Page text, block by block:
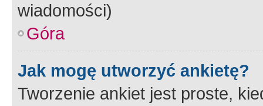
wiadomości)
Góra
Jak mogę utworzyć ankietę?
Tworzenie ankiet jest proste,